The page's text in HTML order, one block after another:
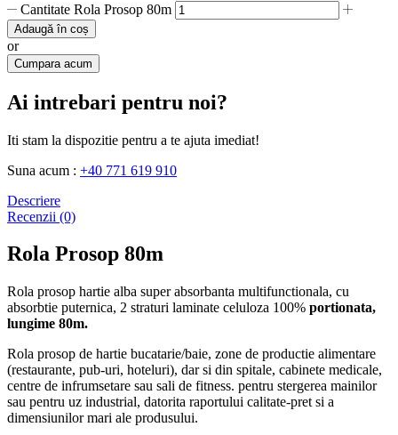
Cantitate Rola Prosop 80m
Adaugă în coș
or
Cumpara acum
Ai intrebari pentru noi?
Iti stam la dispozitie pentru a te ajuta imediat!
Suna acum : +40 771 619 910
Descriere
Recenzii (0)
Rola Prosop 80m
Rola prosop hartie alba super absorbanta multifunctionala, cu
absorbtie puternica, 2 straturi laminate celuloza 100% portionata,
lungime 80m.
Rola prosop de hartie bucatarie/baie, zone de productie alimentare
(restaurante, pub-uri, hoteluri), dar si din spitale, cabinete medicale,
centre de infrumsetare sau sali de fitness. pentru stergerea mainilor
sau pentru uz industrial, datorita raportului calitate-pret si a
dimensiunilor mari ale produsului.